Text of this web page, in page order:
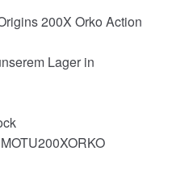
200X Orko Action
Lager in